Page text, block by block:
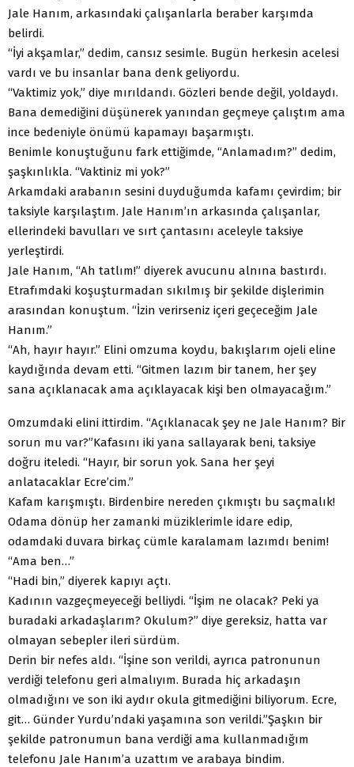
Jale Hanım, arkasındaki çalışanlarla beraber karşımda
belirdi.
“İyi akşamlar,” dedim, cansız sesimle. Bugün herkesin acelesi
vardı ve bu insanlar bana denk geliyordu.
“Vaktimiz yok,” diye mırıldandı. Gözleri bende değil, yoldaydı.
Bana demediğini düşünerek yanından geçmeye çalıştım ama
ince bedeniyle önümü kapamayı başarmıştı.
Benimle konuştuğunu fark ettiğimde, “Anlamadım?” dedim,
şaşkınlıkla. “Vaktiniz mi yok?”
Arkamdaki arabanın sesini duyduğumda kafamı çevirdim; bir
taksiyle karşılaştım. Jale Hanım’ın arkasında çalışanlar,
ellerindeki bavulları ve sırt çantasını aceleyle taksiye
yerleştirdi.
Jale Hanım, “Ah tatlım!” diyerek avucunu alnına bastırdı.
Etrafımdaki koşuşturmadan sıkılmış bir şekilde dişlerimin
arasından konuştum. “İzin verirseniz içeri geçeceğim Jale
Hanım.”
“Ah, hayır hayır.” Elini omzuma koydu, bakışlarım ojeli eline
kaydığında devam etti. “Gitmen lazım bir tanem, her şey
sana açıklanacak ama açıklayacak kişi ben olmayacağım.”
Omzumdaki elini ittirdim. “Açıklanacak şey ne Jale Hanım? Bir
sorun mu var?”Kafasını iki yana sallayarak beni, taksiye
doğru iteledi. “Hayır, bir sorun yok. Sana her şeyi
anlatacaklar Ecre’cim.”
Kafam karışmıştı. Birdenbire nereden çıkmıştı bu saçmalık!
Odama dönüp her zamanki müziklerimle idare edip,
odamdaki duvara birkaç cümle karalamam lazımdı benim!
“Ama ben…”
“Hadi bin,” diyerek kapıyı açtı.
Kadının vazgeçmeyeceği belliydi. “İşim ne olacak? Peki ya
buradaki arkadaşlarım? Okulum?” diye gereksiz, hatta var
olmayan sebepler ileri sürdüm.
Derin bir nefes aldı. “İşine son verildi, ayrıca patronunun
verdiği telefonu geri almalıyım. Burada hiç arkadaşın
olmadığını ve son iki aydır okula gitmediğini biliyorum. Ecre,
git… Günder Yurdu’ndaki yaşamına son verildi.”Şaşkın bir
şekilde patronumun bana verdiği ama kullanmadığım
telefonu Jale Hanım’a uzattım ve arabaya bindim.